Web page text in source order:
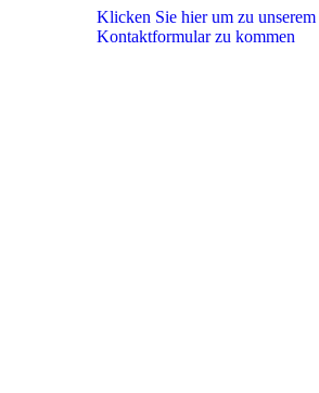
Klicken Sie hier um zu unserem
Kon­takt­for­mu­lar zu kommen